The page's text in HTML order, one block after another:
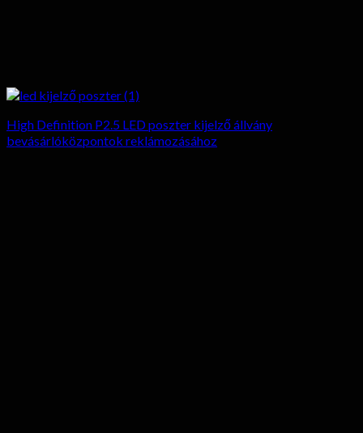
High Definition P2.5 LED poszter kijelző állvány
bevásárlóközpontok reklámozásához